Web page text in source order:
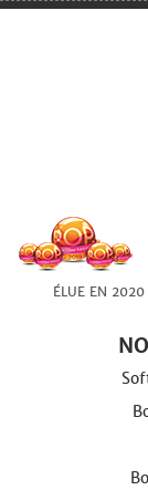
ÉLUE EN 2020